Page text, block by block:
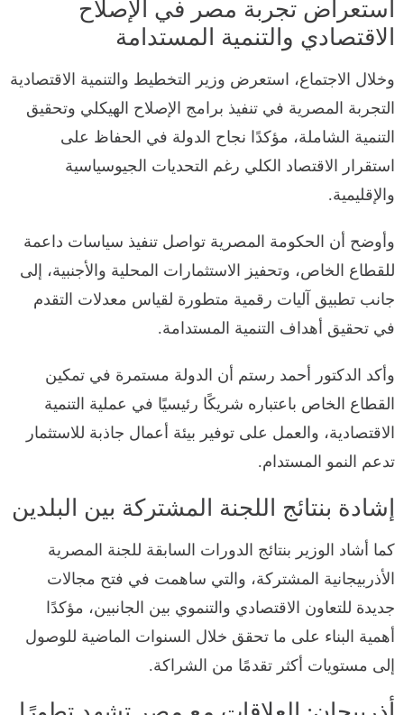
استعراض تجربة مصر في الإصلاح
الاقتصادي والتنمية المستدامة
وخلال الاجتماع، استعرض وزير التخطيط والتنمية الاقتصادية
التجربة المصرية في تنفيذ برامج الإصلاح الهيكلي وتحقيق
التنمية الشاملة، مؤكدًا نجاح الدولة في الحفاظ على
استقرار الاقتصاد الكلي رغم التحديات الجيوسياسية
والإقليمية.
وأوضح أن الحكومة المصرية تواصل تنفيذ سياسات داعمة
للقطاع الخاص، وتحفيز الاستثمارات المحلية والأجنبية، إلى
جانب تطبيق آليات رقمية متطورة لقياس معدلات التقدم
في تحقيق أهداف التنمية المستدامة.
وأكد الدكتور أحمد رستم أن الدولة مستمرة في تمكين
القطاع الخاص باعتباره شريكًا رئيسيًا في عملية التنمية
الاقتصادية، والعمل على توفير بيئة أعمال جاذبة للاستثمار
تدعم النمو المستدام.
إشادة بنتائج اللجنة المشتركة بين البلدين
كما أشاد الوزير بنتائج الدورات السابقة للجنة المصرية
الأذربيجانية المشتركة، والتي ساهمت في فتح مجالات
جديدة للتعاون الاقتصادي والتنموي بين الجانبين، مؤكدًا
أهمية البناء على ما تحقق خلال السنوات الماضية للوصول
إلى مستويات أكثر تقدمًا من الشراكة.